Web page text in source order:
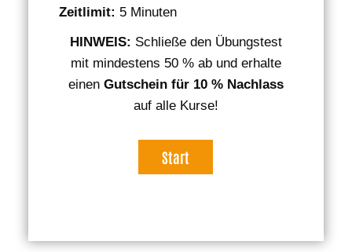
Zeitlimit: 5 Minuten
HINWEIS: Schließe den Übungstest
mit mindestens 50 % ab und erhalte
einen Gutschein für 10 % Nachlass
auf alle Kurse!